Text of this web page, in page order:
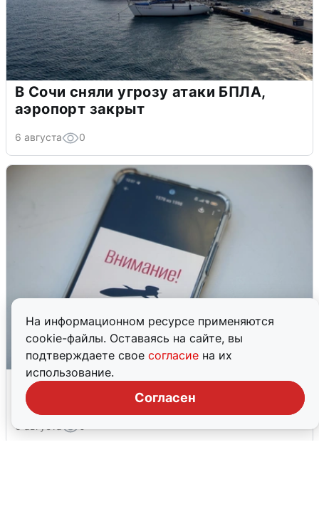
На информационном ресурсе применяются
cookie-файлы. Оставаясь на сайте, вы
подтверждаете свое согласие на их
использование.
Согласен
В Сочи сняли угрозу атаки БПЛА,
аэропорт закрыт
6 августа 0
Ракетная опасность в Свердловской
области: что известно
6 августа